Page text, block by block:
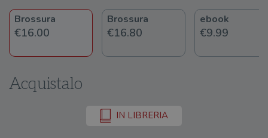
Brossura
€16.00
Brossura
€16.80
ebook
€9.99
Acquistalo
IN LIBRERIA